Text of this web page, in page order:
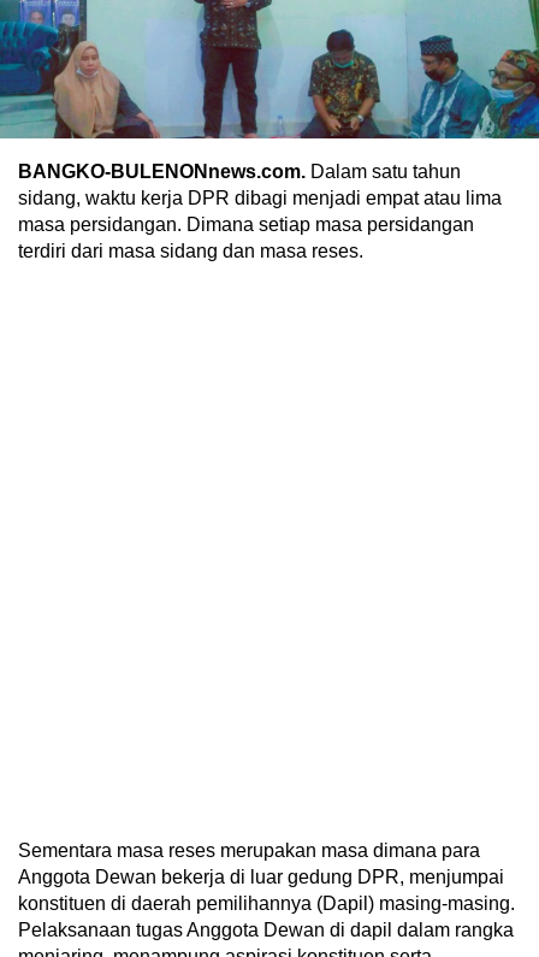
BANGKO-BULENONnews.com. Dalam satu tahun
sidang, waktu kerja DPR dibagi menjadi empat atau lima
masa persidangan. Dimana setiap masa persidangan
terdiri dari masa sidang dan masa reses.
Sementara masa reses merupakan masa dimana para
Anggota Dewan bekerja di luar gedung DPR, menjumpai
konstituen di daerah pemilihannya (Dapil) masing-masing.
Pelaksanaan tugas Anggota Dewan di dapil dalam rangka